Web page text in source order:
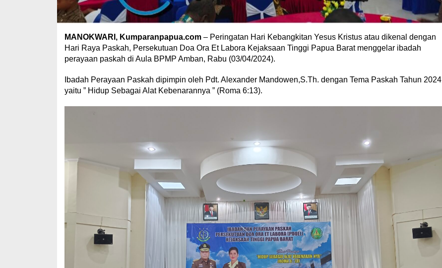
MANOKWARI, Kumparanpapua.com– Peringatan Hari Kebangkitan Yesus Kristus atau dikenal dengan
Hari Raya Paskah, Persekutuan Doa Ora Et Labora Kejaksaan Tinggi Papua Barat menggelar ibadah
perayaan paskah di Aula BPMP Amban, Rabu (03/04/2024).
Ibadah Perayaan Paskah dipimpin oleh Pdt. Alexander Mandowen,S.Th. dengan Tema Paskah Tahun 2024
yaitu ” Hidup Sebagai Alat Kebenarannya ” (Roma 6:13).